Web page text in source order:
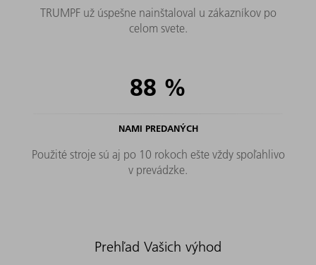
TRUMPF už úspešne nainštaloval u zákazníkov po
celom svete.
88 %
NAMI PREDANÝCH
Použité stroje sú aj po 10 rokoch ešte vždy spoľahlivo
v prevádzke.
Prehľad Vašich výhod